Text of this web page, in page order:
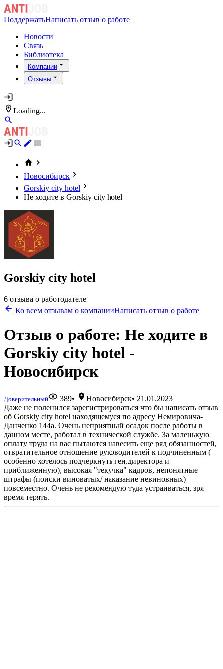
ПоддержатьНаписать отзыв о работе
Новости
Связь
Библиотека
Компании
Отзывы
Loading...
Новосибирск
Gorskiy city hotel
Не ходите в Gorskiy city hotel
Gorskiy city hotel
6 отзыва о работодателе
Ко всем отзывам о компанииНаписать отзыв о работе
Отзыв о работе: Не ходите в
Gorskiy city hotel -
Новосибирск
Доверительный 389• Новосибирск• 21.01.2023
Даже не поленился зарегистрироваться что бы написать отзыв
об Gorskiy city hotel находящемуся по адресу Немировича-
Данченко 144а. Очень неприятный осадок после работы в
данном месте, работал в технической службе. За маленькую
оплату труда на вас пытаются навесить еще ряд обязанностей,
отвратительное отношение руководителей к подчиненным (
особенно хотелось подчеркнуть ген.директора и
приближенную), высокая "текучка" кадров, непонятные
штрафы (поиски виноватых/ наказание невиновных)
повсеместно. Очень не рекомендую туда устраиваться, зря
время терять.